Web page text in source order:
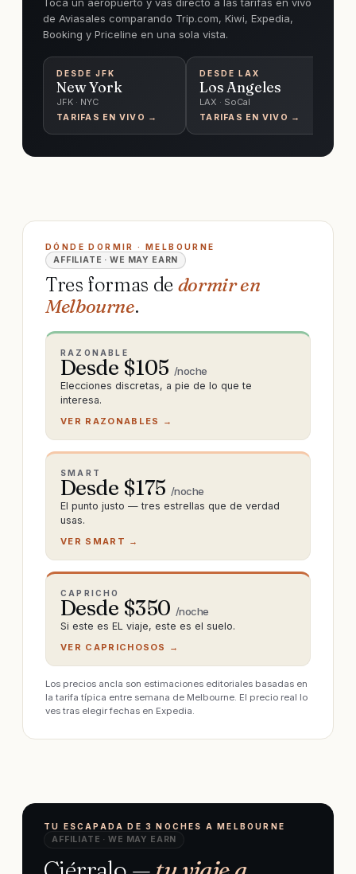
de Aviasales comparando Trip.com, Kiwi, Expedia,
Booking y Priceline en una sola vista.
DESDE JFK
New York
JFK · NYC
TARIFAS EN VIVO →
DESDE LAX
Los Angeles
LAX · SoCal
TARIFAS EN VIVO →
DÓNDE DORMIR · MELBOURNE
AFFILIATE · WE MAY EARN
Tres formas de dormir en
Melbourne.
RAZONABLE
Desde $105 /noche
Elecciones discretas, a pie de lo que te
interesa.
VER RAZONABLES →
SMART
Desde $175 /noche
El punto justo — tres estrellas que de verdad
usas.
VER SMART →
CAPRICHO
Desde $350 /noche
Si este es EL viaje, este es el suelo.
VER CAPRICHOSOS →
Los precios ancla son estimaciones editoriales basadas en
la tarifa típica entre semana de Melbourne. El precio real lo
ves tras elegir fechas en Expedia.
TU ESCAPADA DE 3 NOCHES A MELBOURNE
AFFILIATE · WE MAY EARN